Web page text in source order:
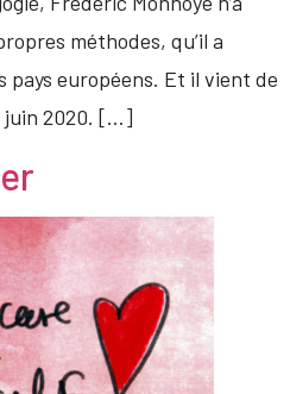
méthodes, qu’il a
pays européens. Et il vient de
juin 2020. […]